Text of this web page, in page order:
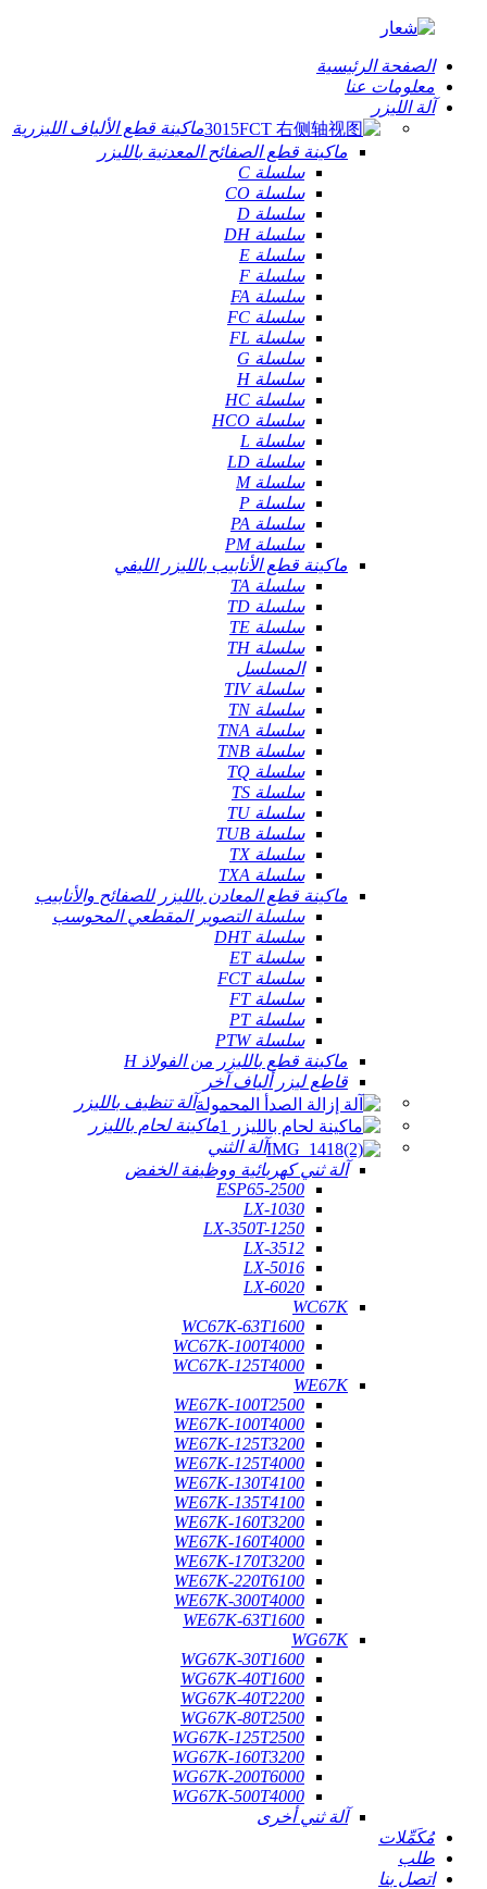
الصفحة الرئيسية
معلومات عنا
آلة الليزر
ماكينة قطع الألياف الليزرية
ماكينة قطع الصفائح المعدنية بالليزر
سلسلة C
سلسلة CO
سلسلة D
سلسلة DH
سلسلة E
سلسلة F
سلسلة FA
سلسلة FC
سلسلة FL
سلسلة G
سلسلة H
سلسلة HC
سلسلة HCO
سلسلة L
سلسلة LD
سلسلة M
سلسلة P
سلسلة PA
سلسلة PM
ماكينة قطع الأنابيب بالليزر الليفي
سلسلة TA
سلسلة TD
سلسلة TE
سلسلة TH
المسلسل
سلسلة TIV
سلسلة TN
سلسلة TNA
سلسلة TNB
سلسلة TQ
سلسلة TS
سلسلة TU
سلسلة TUB
سلسلة TX
سلسلة TXA
ماكينة قطع المعادن بالليزر للصفائح والأنابيب
سلسلة التصوير المقطعي المحوسب
سلسلة DHT
سلسلة ET
سلسلة FCT
سلسلة FT
سلسلة PT
سلسلة PTW
ماكينة قطع بالليزر من الفولاذ H
قاطع ليزر ألياف آخر
آلة تنظيف بالليزر
ماكينة لحام بالليزر
آلة الثني
آلة ثني كهربائية ووظيفة الخفض
ESP65-2500
LX-1030
LX-350T-1250
LX-3512
LX-5016
LX-6020
WC67K
WC67K-63T1600
WC67K-100T4000
WC67K-125T4000
WE67K
WE67K-100T2500
WE67K-100T4000
WE67K-125T3200
WE67K-125T4000
WE67K-130T4100
WE67K-135T4100
WE67K-160T3200
WE67K-160T4000
WE67K-170T3200
WE67K-220T6100
WE67K-300T4000
WE67K-63T1600
WG67K
WG67K-30T1600
WG67K-40T1600
WG67K-40T2200
WG67K-80T2500
WG67K-125T2500
WG67K-160T3200
WG67K-200T6000
WG67K-500T4000
آلة ثني أخرى
مُكَمِّلات
طلب
اتصل بنا